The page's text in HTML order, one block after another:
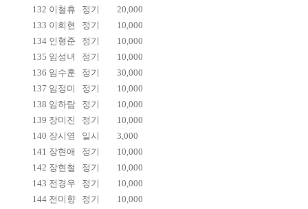
132 이철휴 정기
20,000
133 이희현 정기
10,000
134 인형준 정기
10,000
135 임성녀 정기
10,000
136 임수훈 정기
30,000
137 임정미 정기
10,000
138 임하람 정기
10,000
139 장미진 정기
10,000
140 장시영 일시
3,000
141 장현애 정기
10,000
142 장현철 정기
10,000
143 전경우 정기
10,000
144 전미향 정기
10,000